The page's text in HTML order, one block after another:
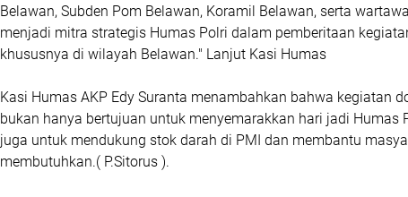
Belawan, Subden Pom Belawan, Koramil Belawan, serta
menjadi mitra strategis Humas Polri dalam pemberitaan
khususnya di wilayah Belawan." Lanjut Kasi Humas
Kasi Humas AKP Edy Suranta menambahkan bahwa kegiatan
bukan hanya bertujuan untuk menyemarakkan hari jadi Humas
juga untuk mendukung stok darah di PMI dan membantu
membutuhkan.( P.Sitorus ).